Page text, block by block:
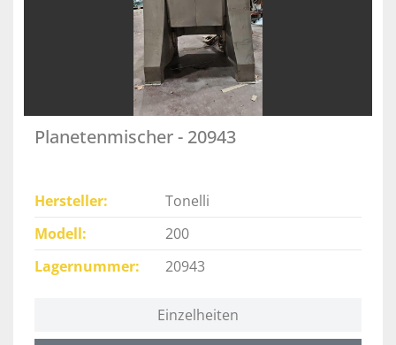
Planetenmischer - 20943
Hersteller
Tonelli
Modell
200
Lagernummer
20943
Einzelheiten